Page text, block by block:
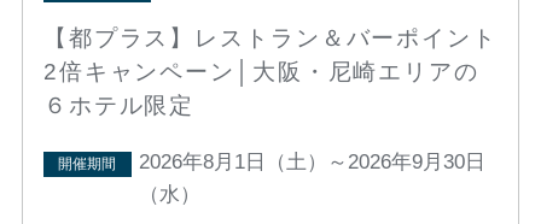
【都プラス】レストラン＆バーポイント
2倍キャンペーン│大阪・尼崎エリアの
６ホテル限定
開催期間
2026年8月1日（土）～2026年9月30日
（水）